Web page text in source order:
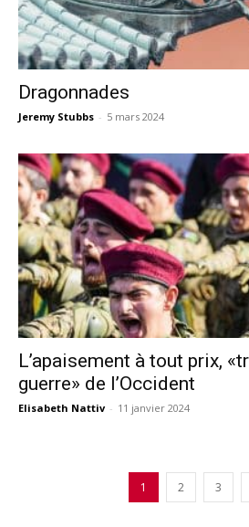
Dragonnades
Jeremy Stubbs - 5 mars 2024
L’apaisement à tout prix,
guerre» de l’Occident
Elisabeth Nattiv - 11 janvier 2024
1 2 3